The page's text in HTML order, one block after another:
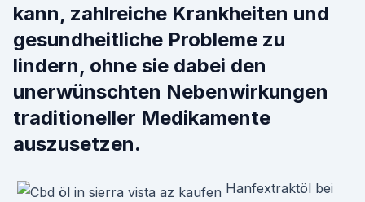
kann, zahlreiche Krankheiten und
gesundheitliche Probleme zu
lindern, ohne sie dabei den
unerwünschten Nebenwirkungen
traditioneller Medikamente
auszusetzen.
Hanfextraktöl bei